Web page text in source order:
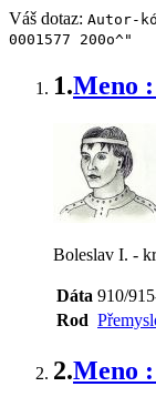
Váš dotaz: Autor-
0001577 200o^"
1.Meno
Boleslav I. -
Dáta 910/
Rod
2.Meno